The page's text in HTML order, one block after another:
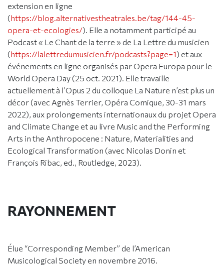
extension en ligne
(https://blog.alternativestheatrales.be/tag/144-45-
opera-et-ecologies/). Elle a notamment participé au
Podcast « Le Chant de la terre » de La Lettre du musicien
(https://lalettredumusicien.fr/podcasts?page=1) et aux
événements en ligne organisés par Opera Europa pour le
World Opera Day (25 oct. 2021). Elle travaille
actuellement à l’Opus 2 du colloque La Nature n’est plus un
décor (avec Agnès Terrier, Opéra Comique, 30-31 mars
2022), aux prolongements internationaux du projet Opera
and Climate Change et au livre Music and the Performing
Arts in the Anthropocene : Nature, Materialities and
Ecological Transformation (avec Nicolas Donin et
François Ribac, ed., Routledge, 2023).
RAYONNEMENT
Élue “Corresponding Member” de l’American
Musicological Society en novembre 2016.